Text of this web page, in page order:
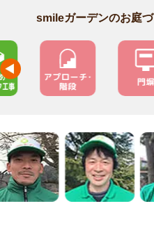
smileガーデンのお庭